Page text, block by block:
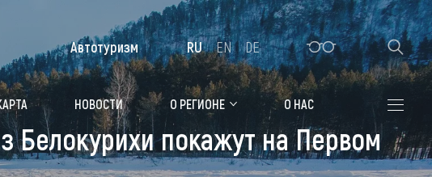
форум Алтайская зимовка
Где остановиться
НОВОСТИ О РЕГИОНЕ О НАС
Автотуризм RU EN DE
покажут на Первом